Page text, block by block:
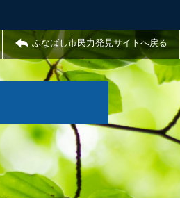
ふなばし市民力発見サイトへ戻る